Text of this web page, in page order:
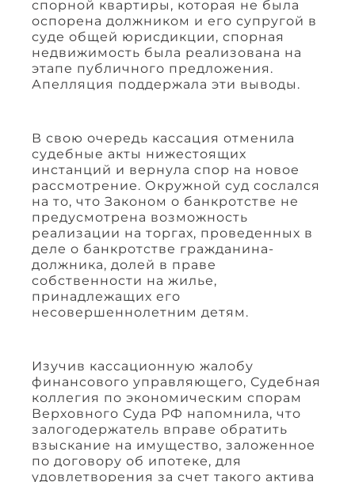
спорной квартиры, которая не была
оспорена должником и его супругой в
суде общей юрисдикции, спорная
недвижимость была реализована на
этапе публичного предложения.
Апелляция поддержала эти выводы.
В свою очередь кассация отменила
судебные акты нижестоящих
инстанций и вернула спор на новое
рассмотрение. Окружной суд сослался
на то, что Законом о банкротстве не
предусмотрена возможность
реализации на торгах, проведенных в
деле о банкротстве гражданина-
должника, долей в праве
собственности на жилье,
принадлежащих его
несовершеннолетним детям.
Изучив кассационную жалобу
финансового управляющего, Судебная
коллегия по экономическим спорам
Верховного Суда РФ напомнила, что
залогодержатель вправе обратить
взыскание на имущество, заложенное
по договору об ипотеке, для
удовлетворения за счет такого актива